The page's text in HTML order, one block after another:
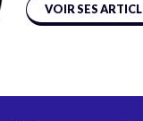
VOIR SES